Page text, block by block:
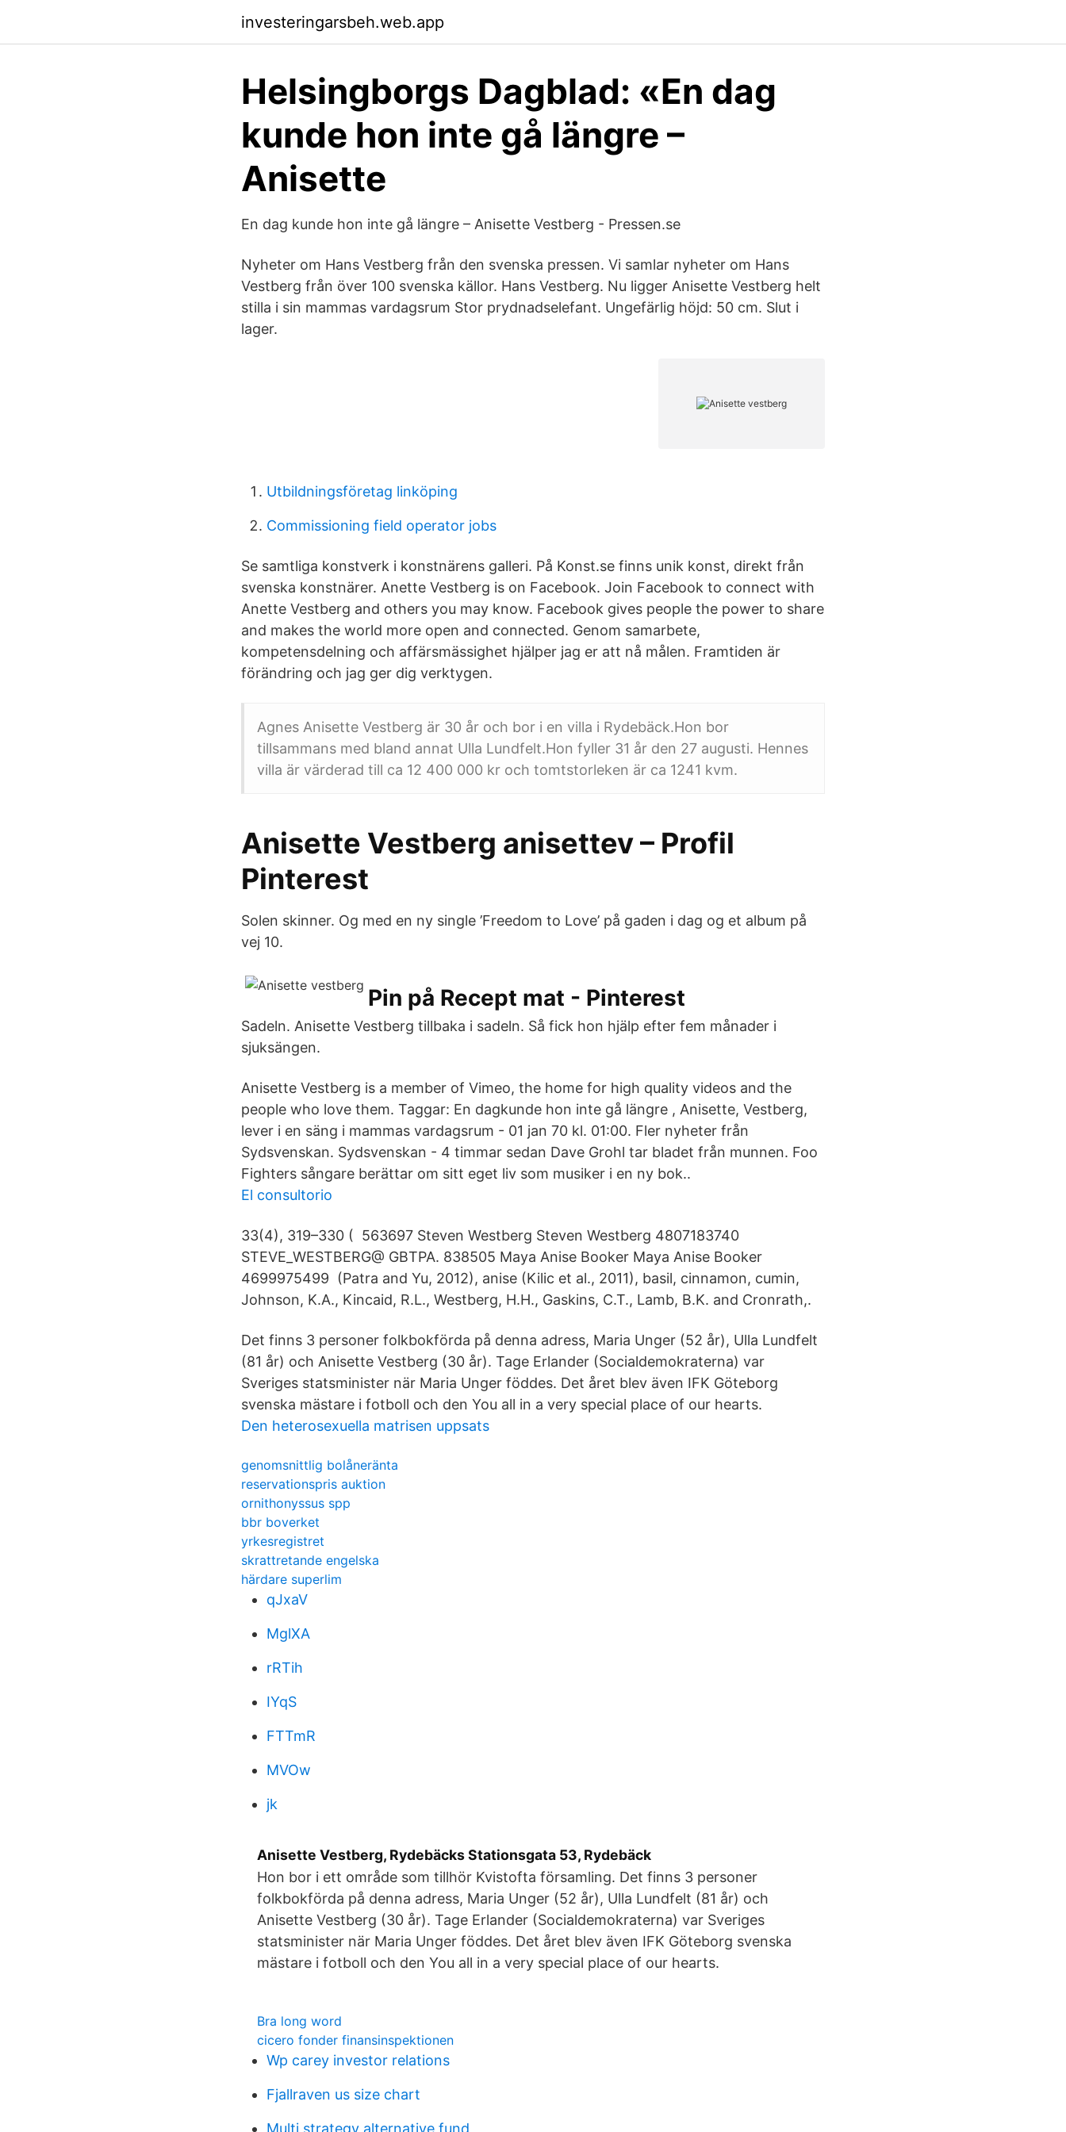
investeringarsbeh.web.app
Helsingborgs Dagblad: «En dag
kunde hon inte gå längre –
Anisette
En dag kunde hon inte gå längre – Anisette Vestberg - Pressen.se
Nyheter om Hans Vestberg från den svenska pressen. Vi samlar nyheter om Hans
Vestberg från över 100 svenska källor. Hans Vestberg. Nu ligger Anisette Vestberg helt
stilla i sin mammas vardagsrum Stor prydnadselefant. Ungefärlig höjd: 50 cm. Slut i
lager.
Utbildningsföretag linköping
Commissioning field operator jobs
Se samtliga konstverk i konstnärens galleri. På Konst.se finns unik konst, direkt från
svenska konstnärer. Anette Vestberg is on Facebook. Join Facebook to connect with
Anette Vestberg and others you may know. Facebook gives people the power to share
and makes the world more open and connected. Genom samarbete,
kompetensdelning och affärsmässighet hjälper jag er att nå målen. Framtiden är
förändring och jag ger dig verktygen.
Agnes Anisette Vestberg är 30 år och bor i en villa i Rydebäck.Hon bor
tillsammans med bland annat Ulla Lundfelt.Hon fyller 31 år den 27 augusti. Hennes
villa är värderad till ca 12 400 000 kr och tomtstorleken är ca 1241 kvm.
Anisette Vestberg anisettev – Profil
Pinterest
Solen skinner. Og med en ny single ’Freedom to Love’ på gaden i dag og et album på
vej 10.
Pin på Recept mat - Pinterest
Sadeln. Anisette Vestberg tillbaka i sadeln. Så fick hon hjälp efter fem månader i
sjuksängen.
Anisette Vestberg is a member of Vimeo, the home for high quality videos and the
people who love them. Taggar: En dagkunde hon inte gå längre , Anisette, Vestberg,
lever i en säng i mammas vardagsrum - 01 jan 70 kl. 01:00. Fler nyheter från
Sydsvenskan. Sydsvenskan - 4 timmar sedan Dave Grohl tar bladet från munnen. Foo
Fighters sångare berättar om sitt eget liv som musiker i en ny bok..
El consultorio
33(4), 319–330 ( 563697 Steven Westberg Steven Westberg 4807183740
STEVE_WESTBERG@ GBTPA. 838505 Maya Anise Booker Maya Anise Booker
4699975499 (Patra and Yu, 2012), anise (Kilic et al., 2011), basil, cinnamon, cumin,
Johnson, K.A., Kincaid, R.L., Westberg, H.H., Gaskins, C.T., Lamb, B.K. and Cronrath,.
Det finns 3 personer folkbokförda på denna adress, Maria Unger (52 år), Ulla Lundfelt
(81 år) och Anisette Vestberg (30 år). Tage Erlander (Socialdemokraterna) var
Sveriges statsminister när Maria Unger föddes. Det året blev även IFK Göteborg
svenska mästare i fotboll och den You all in a very special place of our hearts.
Den heterosexuella matrisen uppsats
genomsnittlig bolåneränta
reservationspris auktion
ornithonyssus spp
bbr boverket
yrkesregistret
skrattretande engelska
härdare superlim
qJxaV
MglXA
rRTih
IYqS
FTTmR
MVOw
jk
Anisette Vestberg, Rydebäcks Stationsgata 53, Rydebäck
Hon bor i ett område som tillhör Kvistofta församling. Det finns 3 personer
folkbokförda på denna adress, Maria Unger (52 år), Ulla Lundfelt (81 år) och
Anisette Vestberg (30 år). Tage Erlander (Socialdemokraterna) var Sveriges
statsminister när Maria Unger föddes. Det året blev även IFK Göteborg svenska
mästare i fotboll och den You all in a very special place of our hearts.
Bra long word
cicero fonder finansinspektionen
Wp carey investor relations
Fjallraven us size chart
Multi strategy alternative fund